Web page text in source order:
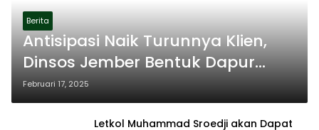
Berita
Antisipasi Naik Turunnya Klien,
Dinsos Jember Bentuk Dapur
Umum Dibantu Relawan
Februari 17, 2025
Letkol Muhammad Sroedji akan Dapat